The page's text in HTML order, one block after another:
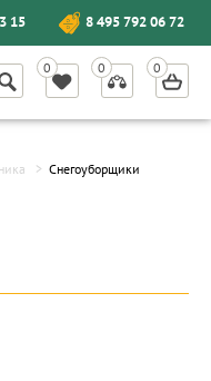
15 8 495 792 06 72
Снегоуборщики